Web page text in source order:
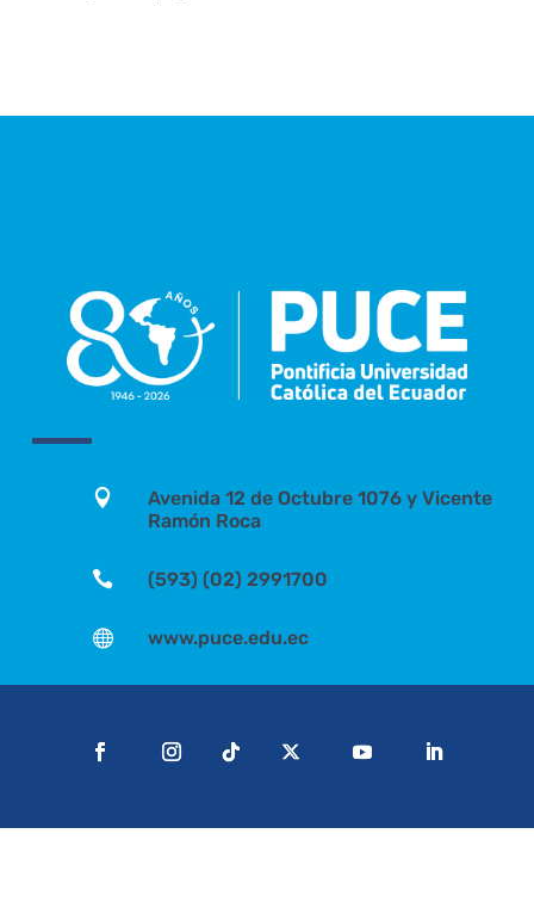

Avenida 12 de Octubre 1076 y Vicente
Ramón Roca
 (593) (02) 2991700
 www.puce.edu.ec